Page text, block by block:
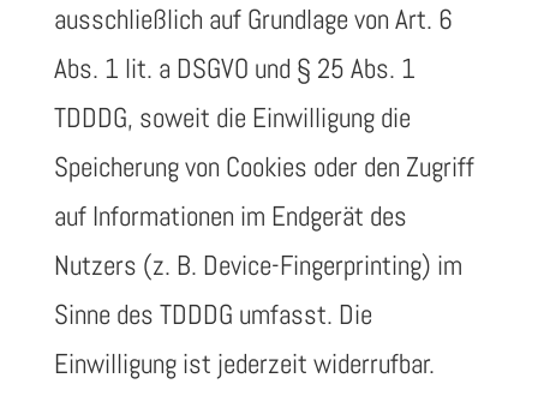
ausschließlich auf Grundlage von Art. 6
Abs. 1 lit. a DSGVO und § 25 Abs. 1
TDDDG, soweit die Einwilligung die
Speicherung von Cookies oder den Zugriff
auf Informationen im Endgerät des
Nutzers (z. B. Device-Fingerprinting) im
Sinne des TDDDG umfasst. Die
Einwilligung ist jederzeit widerrufbar.